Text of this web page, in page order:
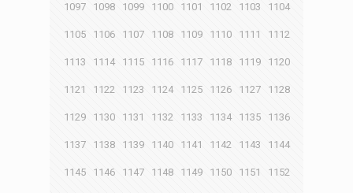
1097 1098 1099 1100 1101 1102 1103 1104
1105 1106 1107 1108 1109 1110 1111 1112
1113 1114 1115 1116 1117 1118 1119 1120
1121 1122 1123 1124 1125 1126 1127 1128
1129 1130 1131 1132 1133 1134 1135 1136
1137 1138 1139 1140 1141 1142 1143 1144
1145 1146 1147 1148 1149 1150 1151 1152